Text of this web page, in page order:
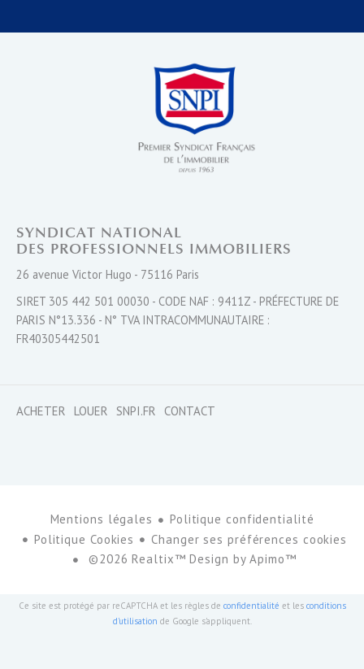
SYNDICAT NATIONAL
DES PROFESSIONNELS IMMOBILIERS
26 avenue Victor Hugo - 75116 Paris
SIRET 305 442 501 00030 - CODE NAF : 9411Z - PRÉFECTURE DE
PARIS N°13.336 - N° TVA INTRACOMMUNAUTAIRE :
FR40305442501
ACHETER LOUER SNPI.FR CONTACT
Mentions légales
Politique confidentialité
Politique Cookies
Changer ses préférences cookies
©2026 Realtix™ Design byApimo™
Ce site est protégé par reCAPTCHA et les règles de confidentialité et les conditions
d'utilisation de Google s'appliquent.